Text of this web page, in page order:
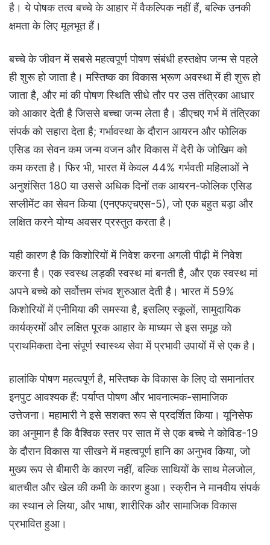
है। ये पोषक तत्व बच्चे के आहार में वैकल्पिक नहीं हैं, बल्कि उनकी
क्षमता के लिए मूलभूत हैं।
बच्चे के जीवन में सबसे महत्वपूर्ण पोषण संबंधी हस्तक्षेप जन्म से पहले
ही शुरू हो जाता है। मस्तिष्क का विकास भ्रूण अवस्था में ही शुरू हो
जाता है, और मां की पोषण स्थिति सीधे तौर पर उस तंत्रिका आधार
को आकार देती है जिससे बच्चा जन्म लेता है। डीएचए गर्भ में तंत्रिका
संपर्क को सहारा देता है; गर्भावस्था के दौरान आयरन और फोलिक
एसिड का सेवन कम जन्म वजन और विकास में देरी के जोखिम को
कम करता है। फिर भी, भारत में केवल 44% गर्भवती महिलाओं ने
अनुशंसित 180 या उससे अधिक दिनों तक आयरन-फोलिक एसिड
सप्लीमेंट का सेवन किया (एनएफएचएस-5), जो एक बहुत बड़ा और
लक्षित करने योग्य अवसर प्रस्तुत करता है।
यही कारण है कि किशोरियों में निवेश करना अगली पीढ़ी में निवेश
करना है। एक स्वस्थ लड़की स्वस्थ मां बनती है, और एक स्वस्थ मां
अपने बच्चे को सर्वोत्तम संभव शुरुआत देती है। भारत में 59%
किशोरियों में एनीमिया की समस्या है, इसलिए स्कूलों, सामुदायिक
कार्यक्रमों और लक्षित पूरक आहार के माध्यम से इस समूह को
प्राथमिकता देना संपूर्ण स्वास्थ्य सेवा में प्रभावी उपायों में से एक है।
हालांकि पोषण महत्वपूर्ण है, मस्तिष्क के विकास के लिए दो समानांतर
इनपुट आवश्यक हैं: पर्याप्त पोषण और भावनात्मक-सामाजिक
उत्तेजना। महामारी ने इसे सशक्त रूप से प्रदर्शित किया। यूनिसेफ
का अनुमान है कि वैश्विक स्तर पर सात में से एक बच्चे ने कोविड-19
के दौरान विकास या सीखने में महत्वपूर्ण हानि का अनुभव किया, जो
मुख्य रूप से बीमारी के कारण नहीं, बल्कि साथियों के साथ मेलजोल,
बातचीत और खेल की कमी के कारण हुआ। स्क्रीन ने मानवीय संपर्क
का स्थान ले लिया, और भाषा, शारीरिक और सामाजिक विकास
प्रभावित हुआ।